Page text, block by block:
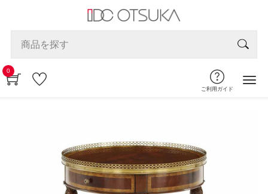
0
ご利用ガイド